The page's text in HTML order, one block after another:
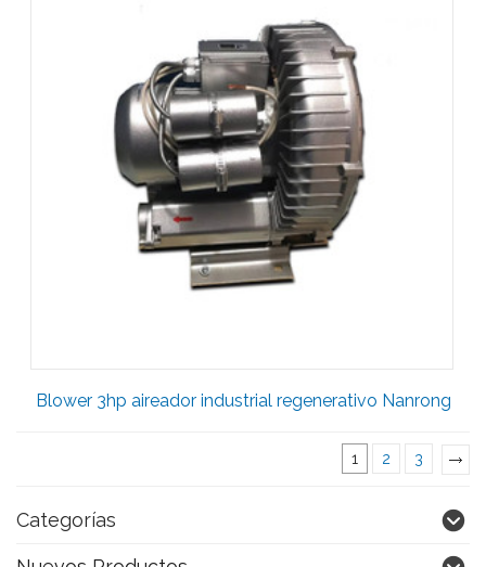
Blower 3hp aireador industrial regenerativo Nanrong
1 2 3
»
Categorías